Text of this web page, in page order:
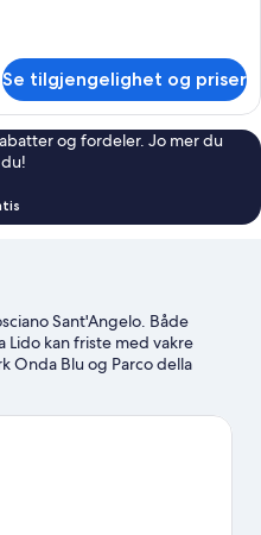
Se tilgjengelighet og priser
og fordeler. Jo mer du
Sant'Angelo. Både
kan friste med vakre
Onda Blu og Parco della
området. Er du på utkikk etter
Bonolis Stadion eller